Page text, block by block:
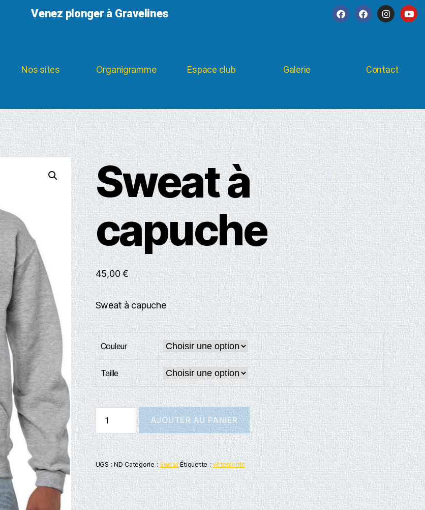
Venez plonger à Gravelines
Nos sites Organigramme Espace club Galerie Contact
Sweat à
capuche
45,00€
Sweat à capuche
Couleur
Taille
AJOUTER AU PANIER
UGS :ND Catégorie :Sweat Étiquette :vêtements